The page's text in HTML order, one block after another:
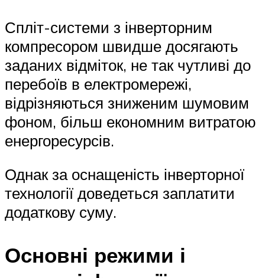
Спліт-системи з інверторним
компресором швидше досягають
заданих відміток, не так чутливі до
перебоїв в електромережі,
відрізняються зниженим шумовим
фоном, більш економним витратою
енергоресурсів.
Однак за оснащеність інверторної
технології доведеться заплатити
додаткову суму.
Основні режими і